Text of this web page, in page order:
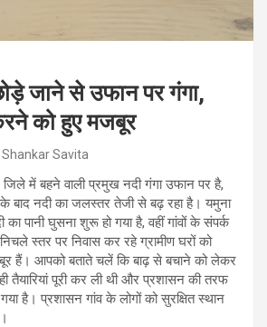
जाने से उफान पर गंगा,
को हुए मजबूर
Savita
में बहने वाली प्रमुख नदी गंगा उफान पर है,
के बाद नदी का जलस्तर तेजी से बढ़ रहा है। यमुना
का पानी घुसना शुरू हो गया है, वहीं गांवों के संपर्क
स्तर पर निवास कर रहे ग्रामीण घरों को
हैं। आपको बताते चलें कि बाढ़ से बचाने को लेकर
तैयारियां पूरी कर ली थी और प्रशासन की तरफ
है। प्रशासन गांव के लोगों को सुरक्षित स्थान